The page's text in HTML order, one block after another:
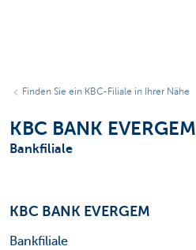
Finden Sie ein KBC-Filiale in Ihrer Nähe
KBC BANK EVERGEM
Bankfiliale
KBC BANK EVERGEM
Bankfiliale